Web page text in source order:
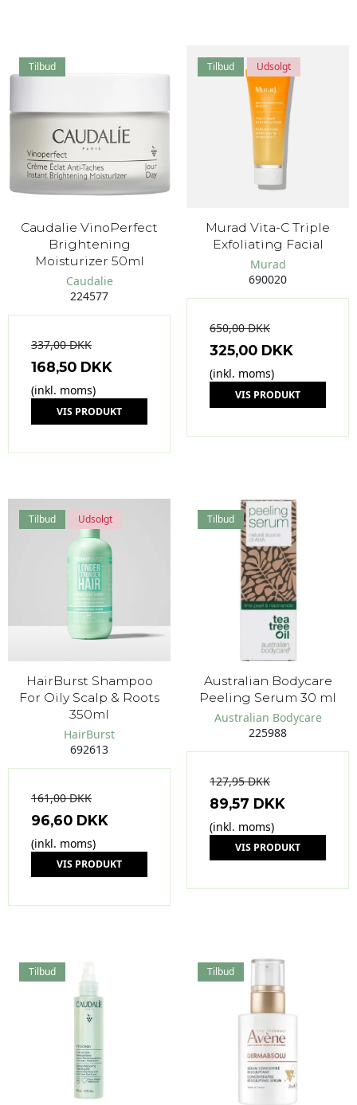
Tilbud
Caudalie VinoPerfect
Brightening
Moisturizer 50ml
Caudalie
224577
337,00 DKK
168,50 DKK
(inkl. moms)
VIS PRODUKT
Tilbud Udsolgt
Murad Vita-C Triple
Exfoliating Facial
Murad
690020
650,00 DKK
325,00 DKK
(inkl. moms)
VIS PRODUKT
Tilbud Udsolgt
HairBurst Shampoo
For Oily Scalp & Roots
350ml
HairBurst
692613
161,00 DKK
96,60 DKK
(inkl. moms)
VIS PRODUKT
Tilbud
Australian Bodycare
Peeling Serum 30 ml
Australian Bodycare
225988
127,95 DKK
89,57 DKK
(inkl. moms)
VIS PRODUKT
Tilbud Tilbud